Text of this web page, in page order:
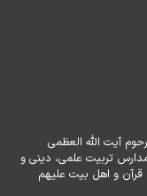
مرحوم آیت الله العظمی
تربیت علمی، دینی و
قرآن و اهل بیت علیهم